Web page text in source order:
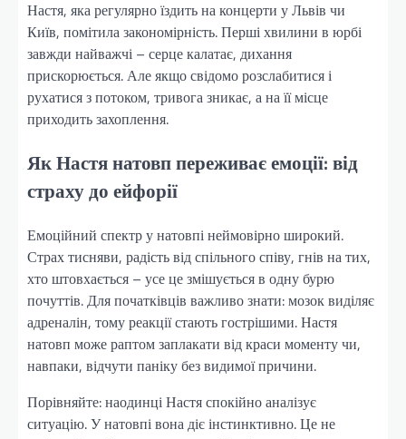
Настя, яка регулярно їздить на концерти у Львів чи
Київ, помітила закономірність. Перші хвилини в юрбі
завжди найважчі – серце калатає, дихання
прискорюється. Але якщо свідомо розслабитися і
рухатися з потоком, тривога зникає, а на її місце
приходить захоплення.
Як Настя натовп переживає емоції: від
страху до ейфорії
Емоційний спектр у натовпі неймовірно широкий.
Страх тисняви, радість від спільного співу, гнів на тих,
хто штовхається – усе це змішується в одну бурю
почуттів. Для початківців важливо знати: мозок виділяє
адреналін, тому реакції стають гострішими. Настя
натовп може раптом заплакати від краси моменту чи,
навпаки, відчути паніку без видимої причини.
Порівняйте: наодинці Настя спокійно аналізує
ситуацію. У натовпі вона діє інстинктивно. Це не